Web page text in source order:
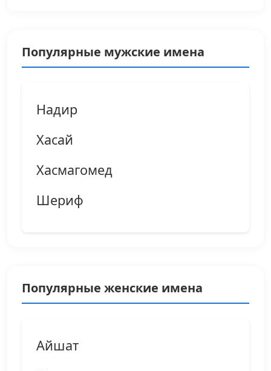
Популярные мужские имена
Надир
Хасай
Хасмагомед
Шериф
Популярные женские имена
Айшат